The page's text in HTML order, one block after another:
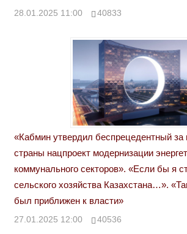
28.01.2025 11:00 40833
«Кабмин утвердил беспрецедентный за
страны нацпроект модернизации
коммунального секторов». «Если бы я
сельского хозяйства Казахстана…».
был приближен к власти»
27.01.2025 12:00 40536